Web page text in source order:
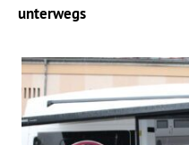
unterwegs